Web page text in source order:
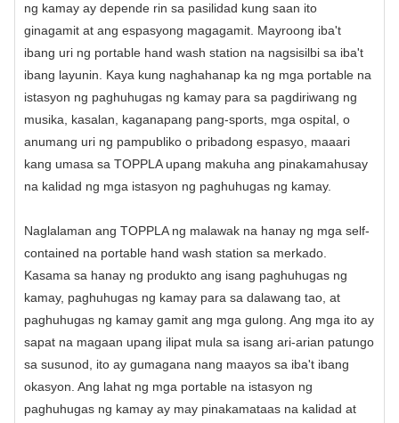
ng kamay ay depende rin sa pasilidad kung saan ito
ginagamit at ang espasyong magagamit. Mayroong iba't
ibang uri ng portable hand wash station na nagsisilbi sa iba't
ibang layunin. Kaya kung naghahanap ka ng mga portable na
istasyon ng paghuhugas ng kamay para sa pagdiriwang ng
musika, kasalan, kaganapang pang-sports, mga ospital, o
anumang uri ng pampubliko o pribadong espasyo, maaari
kang umasa sa TOPPLA upang makuha ang pinakamahusay
na kalidad ng mga istasyon ng paghuhugas ng kamay.
Naglalaman ang TOPPLA ng malawak na hanay ng mga self-
contained na portable hand wash station sa merkado.
Kasama sa hanay ng produkto ang isang paghuhugas ng
kamay, paghuhugas ng kamay para sa dalawang tao, at
paghuhugas ng kamay gamit ang mga gulong. Ang mga ito ay
sapat na magaan upang ilipat mula sa isang ari-arian patungo
sa susunod, ito ay gumagana nang maayos sa iba't ibang
okasyon. Ang lahat ng mga portable na istasyon ng
paghuhugas ng kamay ay may pinakamataas na kalidad at